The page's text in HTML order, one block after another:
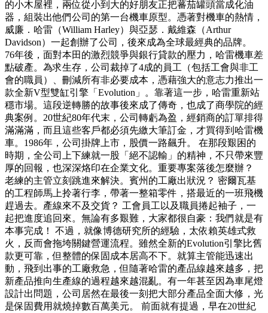
的小木屋裡，兩位從小到大的好朋友正把蕃茄罐頭當成化油
器，組裝出他們公司的第一台機車原型。憑著對機車的熱情，
威廉．哈雷（William Harley）與亞瑟．戴維森（Arthur
Davidson）一起創辦了公司，後來成為全球最經典的品牌。
76年後，面對本田的激烈競爭與銀行貸款的壓力，哈雷機車差
點破產。為求生存，公司裁掉了4成的員工（包括工會與非工
會的職員）、刪減所有非必要成本，憑藉強大的意志力推出一
款全新V型雙缸引擎「Evolution」。靠著這一步，哈雷重新站
穩市場。這段逆轉勝的故事後來成了傳奇，也成了商學院的經
典案例。20世紀80年代末，公司轉虧為盈，經銷商的訂單排得
滿滿滿，而且這些客戶都必須先繳大筆訂金，才買得到哈雷機
車。1986年，公司掛牌上市，股價一路飆升。 在那段艱困的
時期，全公司上下練就一股「絕不認輸」的精神，不只帶來豐
厚的回報，也深深烙印在企業文化。重要專案落後怎麼辦？
老練的主管立刻跳進來解決。賓州的工廠出狀況？ 密爾瓦基
的工程師馬上拎著行李，帶著一整箱零件，搭最近的一班飛機
趕過去。產線來不及交貨？ 工會員工以及職員捲起袖子，一
起把進度追回來。無論有多艱難，大家都很自豪：我們就是有
本事完成！ 不過，就像博德研究所的經驗，太依賴英雄式救
火，反而會拖垮關鍵營運流程。雖然全新的Evolution引擎比舊
款更可靠，但整體的保固成本居高不下。就算主管能迅速出
動，飛到出事的工廠救急，但隨著哈雷的產品線越來越多，把
新產品推向生產線的過程越來越混亂。有一年甚至因為車尾燈
設計出問題，公司居然在最後一刻把大部分產品全面大修，光
是保固費用就燒掉數百萬美元。 前面就有提過，早在20世紀